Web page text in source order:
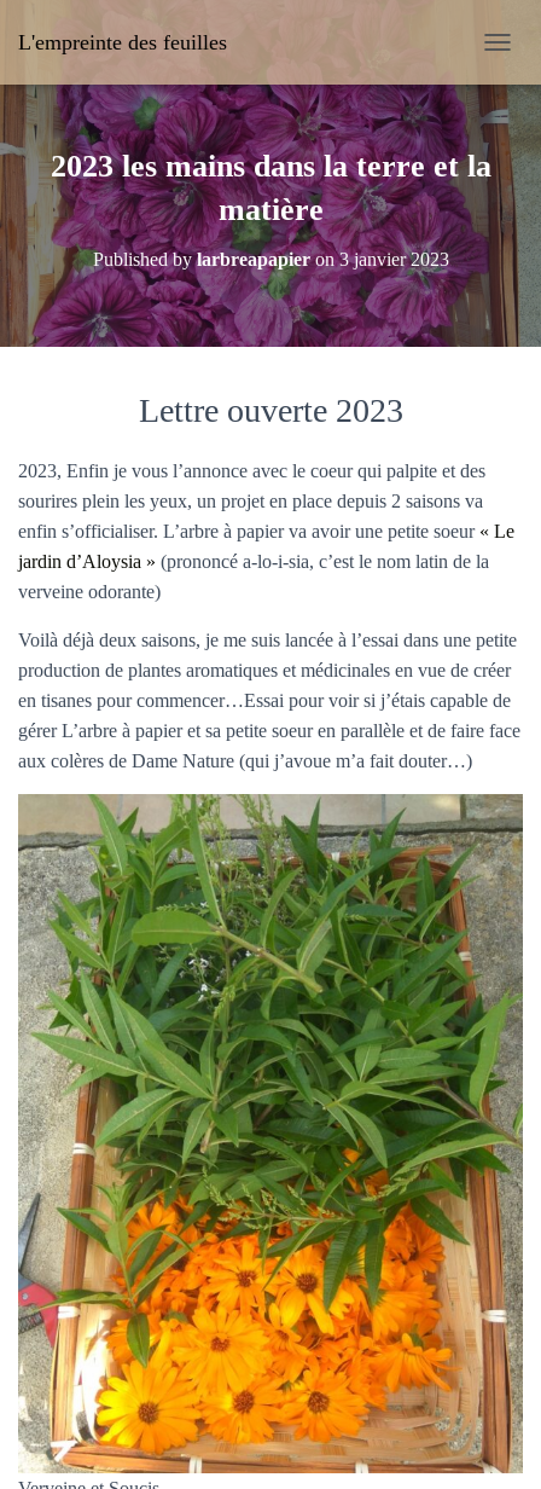
L'empreinte des feuilles
2023 les mains dans la terre et la
matière
Published bylarbreapapieron3 janvier 2023
Lettre ouverte 2023
2023, Enfin je vous l’annonce avec le coeur qui palpite et des
sourires plein les yeux, un projet en place depuis 2 saisons va
enfin s’officialiser. L’arbre à papier va avoir une petite soeur « Le
jardin d’Aloysia » (prononcé a-lo-i-sia, c’est le nom latin de la
verveine odorante)
Voilà déjà deux saisons, je me suis lancée à l’essai dans une petite
production de plantes aromatiques et médicinales en vue de créer
en tisanes pour commencer…Essai pour voir si j’étais capable de
gérer L’arbre à papier et sa petite soeur en parallèle et de faire face
aux colères de Dame Nature (qui j’avoue m’a fait douter…)